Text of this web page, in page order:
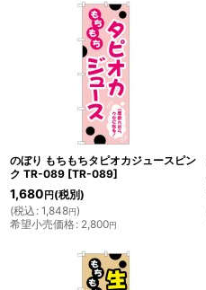
のぼり もちもちタピオカジュースピン
ク TR-089 [TR-089]
1,680 円 (税別)
(税込 : 1,848円)
希望小売価格: 2,800円